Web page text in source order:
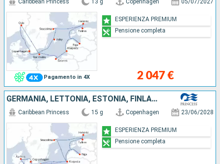
Pagamento in 4X
Caribbean Princess 13 g Copenhagen 05/07/2027
2 047 €
ESPERIENZA PREMIUM
Pensione completa
GERMANIA, LETTONIA, ESTONIA, FINLANDIA, SVEZIA, LITUANIA, DANIMARCA
Caribbean Princess 15 g Copenhagen 23/06/2028
ESPERIENZA PREMIUM
Pensione completa